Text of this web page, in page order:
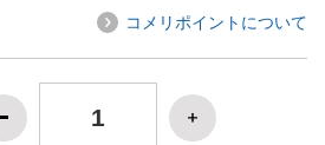
コメリポイントについて